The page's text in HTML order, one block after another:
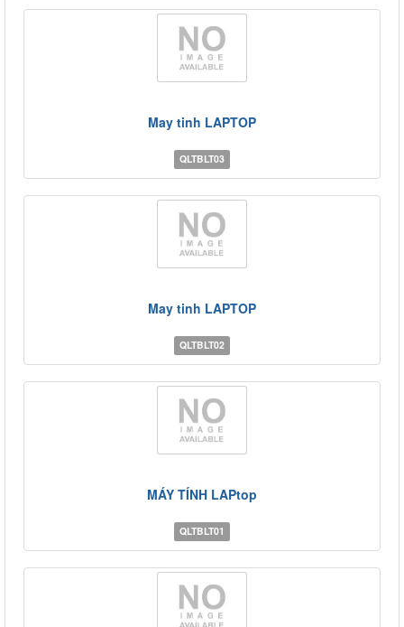
May tinh LAPTOP
QLTBLT03
May tinh LAPTOP
QLTBLT02
MÁY TÍNH LAPtop
QLTBLT01